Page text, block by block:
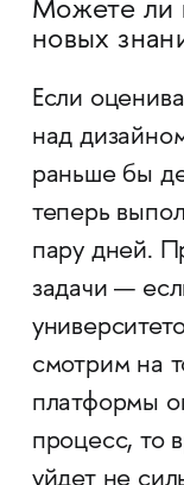
Можете ли
новых
Если
над
раньше бы
теперь
пару дней.
задачи —
смотрим на
платформы
процесс, то